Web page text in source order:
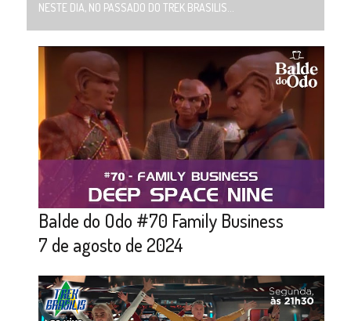
NESTE DIA, NO PASSADO DO TREK BRASILIS...
Balde do Odo #70 Family Business
7 de agosto de 2024